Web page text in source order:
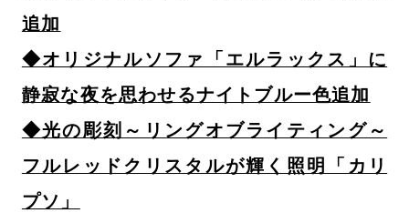
追加
◆オリジナルソファ「エルラックス」に
静寂な夜を思わせるナイトブルー色追加
◆光の彫刻～リングオブライティング～
フルレッドクリスタルが輝く照明「カリ
プソ」